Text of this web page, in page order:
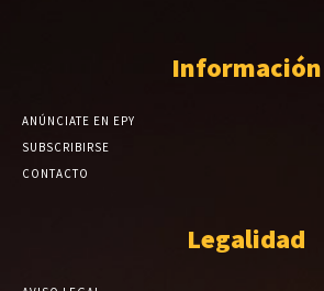
Información
ANÚNCIATE EN EPY
SUBSCRIBIRSE
CONTACTO
Legalidad